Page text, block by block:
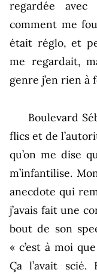
regardée
comment me
était réglo, et
me regardait,
genre j’en rien à
Boulevard
flics et de
qu’on me dise
m’infantilise.
anecdote qui
j’avais fait une
bout de son
« c’est à moi
Ça l’avait